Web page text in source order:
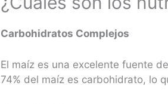
Carbohidratos Complejos
El maíz es una excelente fuente
74% del maíz es carbohidrato, lo